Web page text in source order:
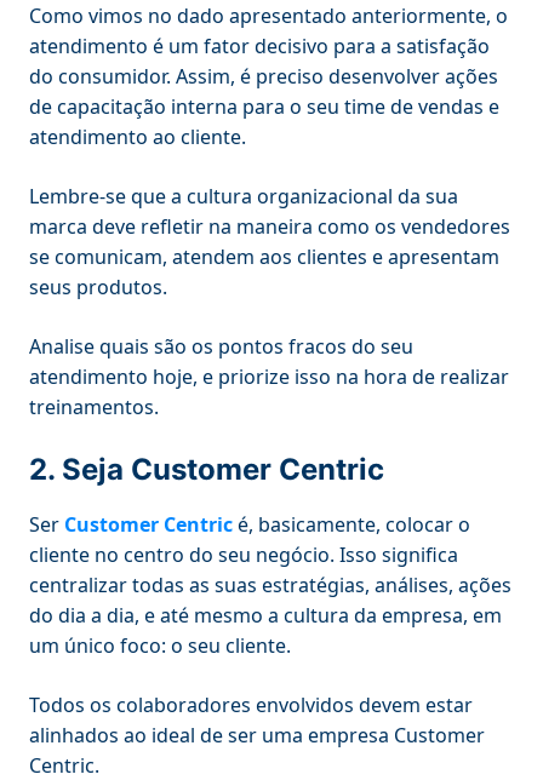
Como vimos no dado apresentado anteriormente, o
atendimento é um fator decisivo para a satisfação
do consumidor. Assim, é preciso desenvolver ações
de capacitação interna para o seu time de vendas e
atendimento ao cliente.
Lembre-se que a cultura organizacional da sua
marca deve refletir na maneira como os vendedores
se comunicam, atendem aos clientes e apresentam
seus produtos.
Analise quais são os pontos fracos do seu
atendimento hoje, e priorize isso na hora de realizar
treinamentos.
2. Seja Customer Centric
Ser Customer Centricé, basicamente, colocar o
cliente no centro do seu negócio. Isso significa
centralizar todas as suas estratégias, análises, ações
do dia a dia, e até mesmo a cultura da empresa, em
um único foco: o seu cliente.
Todos os colaboradores envolvidos devem estar
alinhados ao ideal de ser uma empresa Customer
Centric.